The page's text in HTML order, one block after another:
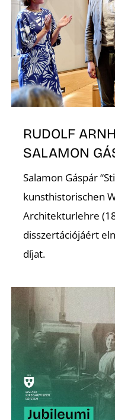
RUDOLF
SALAMON
Salamon Gáspár
kunsthistorischen
Architekturlehre
disszertációjáért
díjat.